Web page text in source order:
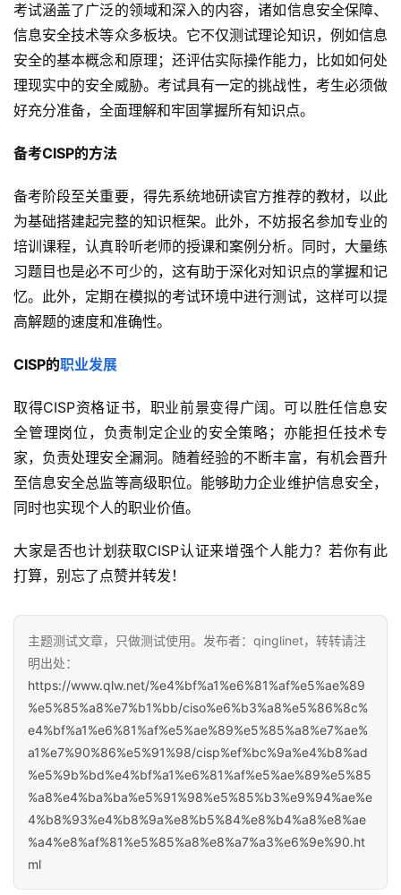
考试涵盖了广泛的领域和深入的内容，诸如信息安全保障、
信息安全技术等众多板块。它不仅测试理论知识，例如信息
安全的基本概念和原理；还评估实际操作能力，比如如何处
理现实中的安全威胁。考试具有一定的挑战性，考生必须做
好充分准备，全面理解和牢固掌握所有知识点。
备考CISP的方法
备考阶段至关重要，得先系统地研读官方推荐的教材，以此
为基础搭建起完整的知识框架。此外，不妨报名参加专业的
培训课程，认真聆听老师的授课和案例分析。同时，大量练
习题目也是必不可少的，这有助于深化对知识点的掌握和记
忆。此外，定期在模拟的考试环境中进行测试，这样可以提
高解题的速度和准确性。
CISP的职业发展
取得CISP资格证书，职业前景变得广阔。可以胜任信息安
全管理岗位，负责制定企业的安全策略；亦能担任技术专
家，负责处理安全漏洞。随着经验的不断丰富，有机会晋升
至信息安全总监等高级职位。能够助力企业维护信息安全，
同时也实现个人的职业价值。
大家是否也计划获取CISP认证来增强个人能力？若你有此
打算，别忘了点赞并转发！
主题测试文章，只做测试使用。发布者：qinglinet，转转请注
明出处：
https://www.qlw.net/%e4%bf%a1%e6%81%af%e5%ae%89
%e5%85%a8%e7%b1%bb/ciso%e6%b3%a8%e5%86%8c%
e4%bf%a1%e6%81%af%e5%ae%89%e5%85%a8%e7%ae%
a1%e7%90%86%e5%91%98/cisp%ef%bc%9a%e4%b8%ad
%e5%9b%bd%e4%bf%a1%e6%81%af%e5%ae%89%e5%85
%a8%e4%ba%ba%e5%91%98%e5%85%b3%e9%94%ae%e
4%b8%93%e4%b8%9a%e8%b5%84%e8%b4%a8%e8%ae
%a4%e8%af%81%e5%85%a8%e8%a7%a3%e6%9e%90.ht
ml